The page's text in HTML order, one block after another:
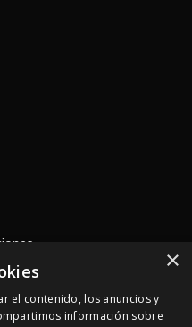
×
el contenido, los anuncios y
información sobre